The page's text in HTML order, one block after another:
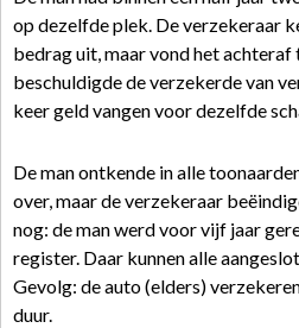
op dezelfde plek. De verzekeraar
bedrag uit, maar vond het achteraf
beschuldigde de verzekerde van
keer geld vangen voor dezelfde
De man ontkende in alle
over, maar de verzekeraar
nog: de man werd voor vijf jaar
register. Daar kunnen alle
Gevolg: de auto (elders)
duur.